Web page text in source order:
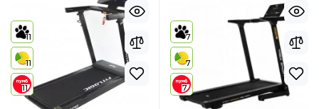
11
11
11
7
7
7